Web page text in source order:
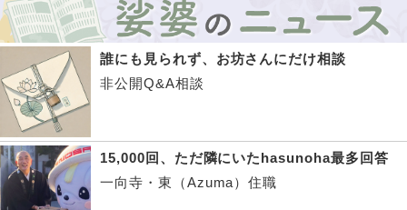
誰にも見られず、お坊さんにだけ相談
非公開Q&A相談
15,000回、ただ隣にいたhasunoha最多回答
一向寺・東（Azuma）住職